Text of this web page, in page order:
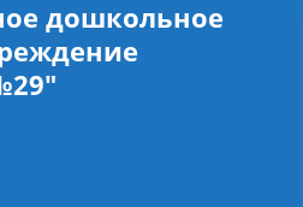
дошкольное